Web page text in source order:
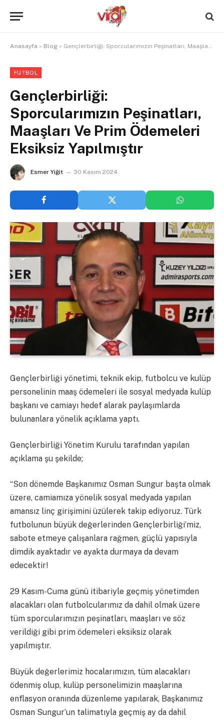
Anasayfa » Blog » Gençlerbirliği: Sporcularımızın Peşinatları, Maaşları Ve Prim Ödemeleri Eksiksiz Yapılmıştır
FUTBOL
Gençlerbirliği:
Sporcularımızın Peşinatları,
Maaşları Ve Prim Ödemeleri
Eksiksiz Yapılmıştır
Esmer Yiğit 30 Kasım 2024
Gençlerbirliği yönetimi, teknik ekip, futbolcu ve kulüp
personelinin maaş ödemeleri ile sosyal medyada kulüp
başkanı ve camiayı hedef alarak paylaşımlarda
bulunanlara yönelik açıklama yaptı.
Gençlerbirliği Yönetim Kurulu tarafından yapılan
açıklama şu şekilde;
“Son dönemde Başkanımız Osman Sungur başta olmak
üzere, camiamıza yönelik sosyal medyada yapılan
amansız linç girişimini üzülerek takip ediyoruz. Türk
futbolunun büyük değerlerinden Gençlerbirliği’miz,
sabote etmeye çalışanlara rağmen, güçlü yapısıyla
dimdik ayaktadır ve ayakta durmaya da devam
edecektir!
29 Kasım-Cuma günü itibariyle geçmiş yönetimden
alacakları olan futbolcularımız da dahil olmak üzere
tüm sporcularımızın peşinatları, maaşları ve söz
verildiği gibi prim ödemeleri eksiksiz olarak
yapılmıştır.
Büyük değerlerimiz hocalarımızın, tüm alacakları
ödenmiş olup, kulüp personelimizin maaşlarına
enflasyon oranında düzenleme yapılarak, Başkanımız
Osman Sungur’un talimatıyla geçmiş ay da dahil